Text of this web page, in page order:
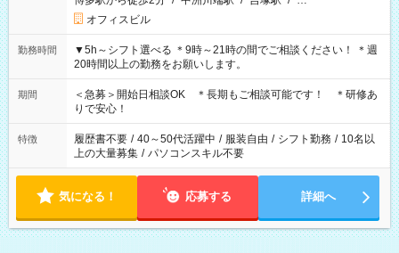
オフィスビル
勤務時間
▼5h～シフト選べる ＊9時～21時の間でご相談ください！ ＊週
20時間以上の勤務をお願いします。
期間
＜急募＞開始日相談OK ＊長期もご相談可能です！ ＊研修あ
りで安心！
特徴 履歴書不要 / 40～50代活躍中 / 服装自由 / シフト勤務 / 10名以
上の大量募集 / パソコンスキル不要
気になる！ 応募する 詳細へ